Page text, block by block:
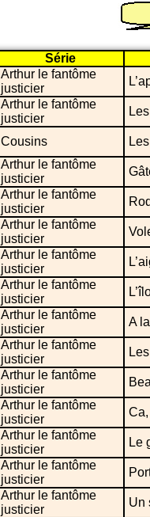
Série
Arthur le fantôme
justicier
Arthur le fantôme
justicier
Cousins
Arthur le fantôme
justicier
Arthur le fantôme
justicier
Arthur le fantôme
justicier
Arthur le fantôme
justicier
Arthur le fantôme
justicier
Arthur le fantôme
justicier
A
Arthur le fantôme
justicier
Arthur le fantôme
justicier
Arthur le fantôme
justicier
Ca,
Arthur le fantôme
justicier
Le
Arthur le fantôme
justicier
Arthur le fantôme
justicier
Un